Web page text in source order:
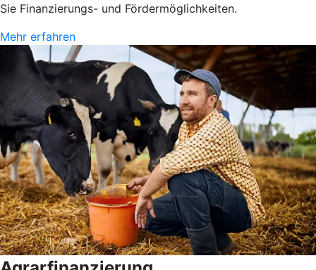
Sie Finanzierungs- und Fördermöglichkeiten.
Mehr erfahren